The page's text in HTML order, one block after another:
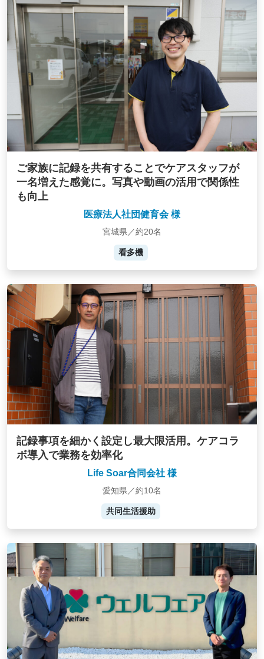
ご家族に記録を共有することでケアスタッフが
一名増えた感覚に。写真や動画の活用で関係性
も向上
医療法人社団健育会 様
宮城県／約20名
看多機
記録事項を細かく設定し最大限活用。ケアコラ
ボ導入で業務を効率化
Life Soar合同会社 様
愛知県／約10名
共同生活援助